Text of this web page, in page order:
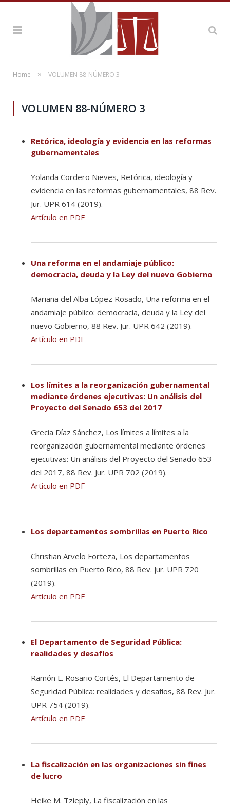
Home » VOLUMEN 88-NÚMERO 3
VOLUMEN 88-NÚMERO 3
Retórica, ideología y evidencia en las reformas
gubernamentales
Yolanda Cordero Nieves, Retórica, ideología y
evidencia en las reformas gubernamentales, 88 Rev.
Jur. UPR 614 (2019).
Artículo en PDF
Una reforma en el andamiaje público:
democracia, deuda y la Ley del nuevo Gobierno
Mariana del Alba López Rosado, Una reforma en el
andamiaje público: democracia, deuda y la Ley del
nuevo Gobierno, 88 Rev. Jur. UPR 642 (2019).
Artículo en PDF
Los límites a la reorganización gubernamental
mediante órdenes ejecutivas: Un análisis del
Proyecto del Senado 653 del 2017
Grecia Díaz Sánchez, Los límites a límites a la
reorganización gubernamental mediante órdenes
ejecutivas: Un análisis del Proyecto del Senado 653
del 2017, 88 Rev. Jur. UPR 702 (2019).
Artículo en PDF
Los departamentos sombrillas en Puerto Rico
Christian Arvelo Forteza, Los departamentos
sombrillas en Puerto Rico, 88 Rev. Jur. UPR 720
(2019).
Artículo en PDF
El Departamento de Seguridad Pública:
realidades y desafíos
Ramón L. Rosario Cortés, El Departamento de
Seguridad Pública: realidades y desafíos, 88 Rev. Jur.
UPR 754 (2019).
Artículo en PDF
La fiscalización en las organizaciones sin fines
de lucro
Heike M. Tzieply, La fiscalización en las